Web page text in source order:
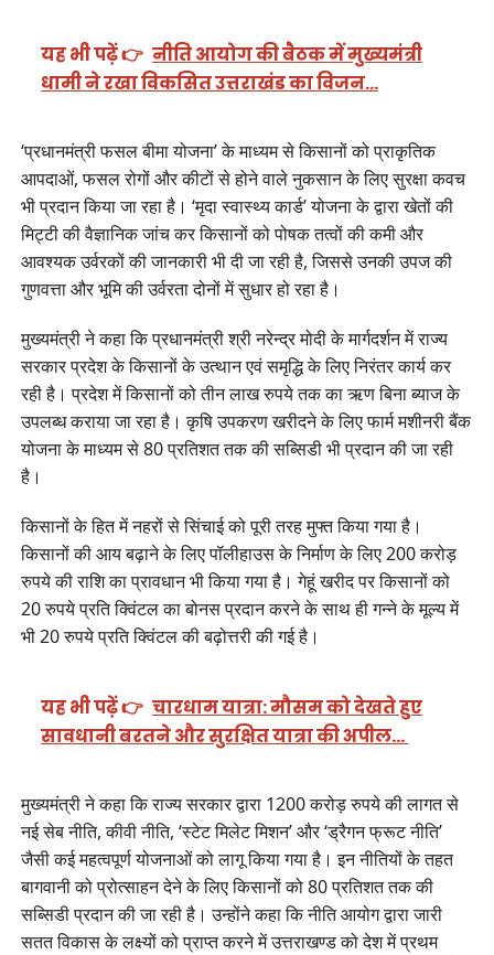
यह भी पढ़ें 👉 नीति आयोग की बैठक में मुख्यमंत्री
धामी ने रखा विकसित उत्तराखंड का विजन…
‘प्रधानमंत्री फसल बीमा योजना’ के माध्यम से किसानों को प्राकृतिक
आपदाओं, फसल रोगों और कीटों से होने वाले नुकसान के लिए सुरक्षा कवच
भी प्रदान किया जा रहा है। ‘मृदा स्वास्थ्य कार्ड’ योजना के द्वारा खेतों की
मिट्टी की वैज्ञानिक जांच कर किसानों को पोषक तत्वों की कमी और
आवश्यक उर्वरकों की जानकारी भी दी जा रही है, जिससे उनकी उपज की
गुणवत्ता और भूमि की उर्वरता दोनों में सुधार हो रहा है।
मुख्यमंत्री ने कहा कि प्रधानमंत्री श्री नरेन्द्र मोदी के मार्गदर्शन में राज्य
सरकार प्रदेश के किसानों के उत्थान एवं समृद्धि के लिए निरंतर कार्य कर
रही है। प्रदेश में किसानों को तीन लाख रुपये तक का ऋण बिना ब्याज के
उपलब्ध कराया जा रहा है। कृषि उपकरण खरीदने के लिए फार्म मशीनरी बैंक
योजना के माध्यम से 80 प्रतिशत तक की सब्सिडी भी प्रदान की जा रही
है।
किसानों के हित में नहरों से सिंचाई को पूरी तरह मुफ्त किया गया है।
किसानों की आय बढ़ाने के लिए पॉलीहाउस के निर्माण के लिए 200 करोड़
रुपये की राशि का प्रावधान भी किया गया है। गेहूं खरीद पर किसानों को
20 रुपये प्रति क्विंटल का बोनस प्रदान करने के साथ ही गन्ने के मूल्य में
भी 20 रुपये प्रति क्विंटल की बढ़ोत्तरी की गई है।
यह भी पढ़ें 👉 चारधाम यात्रा: मौसम को देखते हुए
सावधानी बरतने और सुरक्षित यात्रा की अपील…
मुख्यमंत्री ने कहा कि राज्य सरकार द्वारा 1200 करोड़ रुपये की लागत से
नई सेब नीति, कीवी नीति, ‘स्टेट मिलेट मिशन’ और ‘ड्रैगन फ्रूट नीति’
जैसी कई महत्वपूर्ण योजनाओं को लागू किया गया है। इन नीतियों के तहत
बागवानी को प्रोत्साहन देने के लिए किसानों को 80 प्रतिशत तक की
सब्सिडी प्रदान की जा रही है। उन्होंने कहा कि नीति आयोग द्वारा जारी
सतत विकास के लक्ष्यों को प्राप्त करने में उत्तराखण्ड को देश में प्रथम